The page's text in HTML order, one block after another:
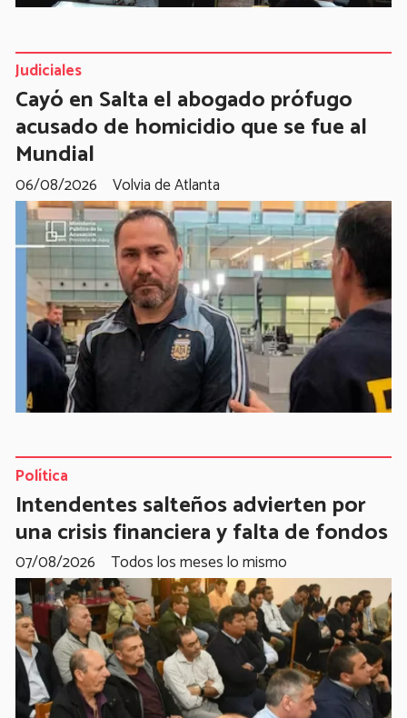
Cayó en Salta el abogado prófugo
acusado de homicidio que se fue al
Mundial
Volvia de Atlanta
Judiciales
06/08/2026
Intendentes salteños advierten por
una crisis financiera y falta de fondos
Todos los meses lo mismo
Política
07/08/2026